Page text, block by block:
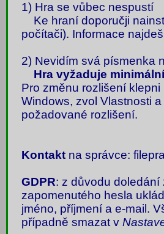
1) Hra se vůbec nespustí
Ke hraní doporučji
počítači). Informace
2) Nevidím svá písmenka
Hra vyžaduje
Pro změnu rozlišení
Windows, zvol Vlastnosti
požadované rozlišení.
Kontakt na správce:
GDPR: z důvodu
zapomenutého hesla
jméno, příjmení a e-mail.
případně smazat v